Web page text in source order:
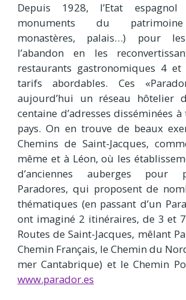
Depuis 1928, l’Etat
monuments du patrimoine
monastères, palais…) pour
l’abandon en les
restaurants gastronomiques 4
tarifs abordables. Ces
aujourd’hui un réseau hôtelier
centaine d’adresses disséminées
pays. On en trouve de beaux
Chemins de Saint-Jacques,
même et à Léon, où les
d’anciennes auberges pour
Paradores, qui proposent de
thématiques (en passant d’un
ont imaginé 2 itinéraires, de 3 et
Routes de Saint-Jacques, mêlant
Chemin Français, le Chemin du
mer Cantabrique) et le Chemin
www.parador.es